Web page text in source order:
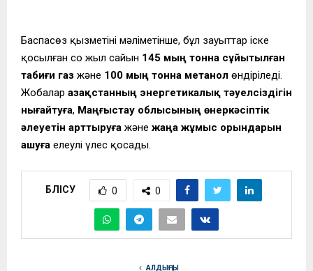
Баспасөз қызметінің мәліметінше, бұл зауыттар іске
қосылған соң жыл сайын 145 мың тонна сұйытылған
табиғи газ және 100 мың тонна метанол өндіріледі.
Жобалар Қазақстанның энергетикалық тәуелсіздігін
нығайтуға, Маңғыстау облысының өнеркәсіптік
әлеуетін арттыруға және жаңа жұмыс орындарын
ашуға елеулі үлес қосады.
БӨЛІСУ 0 0
АЛДЫҢҒЫ